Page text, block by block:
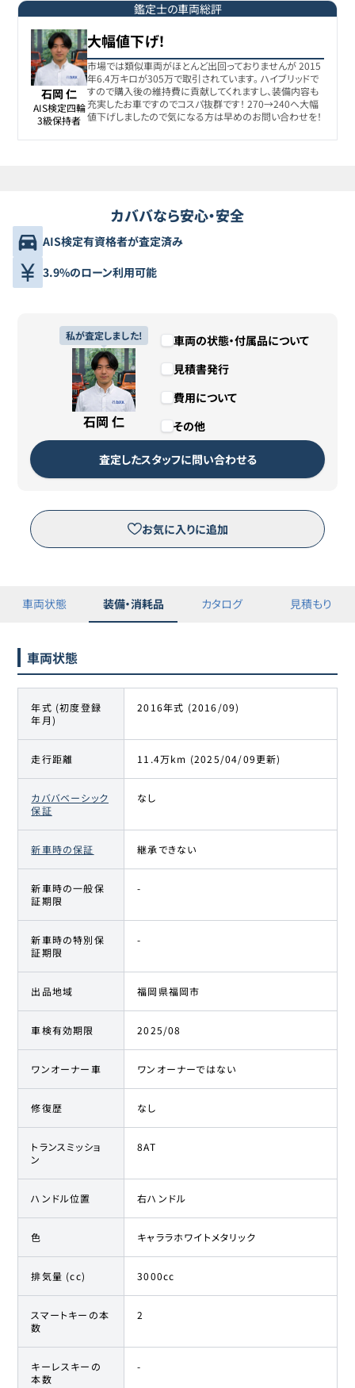
鑑定士の車両総評
石岡 仁
AIS検定四輪
3級保持者
大幅値下げ！
市場では類似車両がほとんど出回っておりませんが 2015
年6.4万キロが305万で取引されています。 ハイブリッドで
すので購入後の維持費に貢献してくれますし、装備内容も
充実したお車ですのでコスパ抜群です！ 270→240へ大幅
値下げしましたので気になる方は早めのお問い合わせを！
カババなら安心・安全
AIS検定有資格者が査定済み
3.9%のローン利用可能
私が査定しました!
石岡 仁
車両の状態・付属品について
見積書発行
費用について
その他
査定したスタッフに問い合わせる
お気に入りに追加
車両状態 装備・消耗品 カタログ 見積もり
車両状態
年式 (初度登録
年月)
2016年式 (2016/09)
走行距離 11.4万km (2025/04/09更新)
カババベーシック
保証
なし
新車時の保証 継承できない
新車時の一般保
証期限
-
新車時の特別保
証期限
-
出品地域 福岡県福岡市
車検有効期限 2025/08
ワンオーナー車 ワンオーナーではない
修復歴 なし
トランスミッショ
ン
8AT
ハンドル位置 右ハンドル
色 キャララホワイトメタリック
排気量 (cc) 3000cc
スマートキーの本
数
2
キーレスキーの
本数
-